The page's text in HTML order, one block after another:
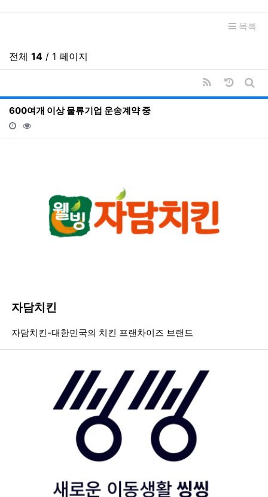
목록
전체 14 / 1 페이지
RSS
날짜순
게
600여개 이상 물류기업 운송계약 중
등록일조회
자담치킨
등록일
조회
자담치킨-대한민국의 치킨 프랜차이즈 브랜드